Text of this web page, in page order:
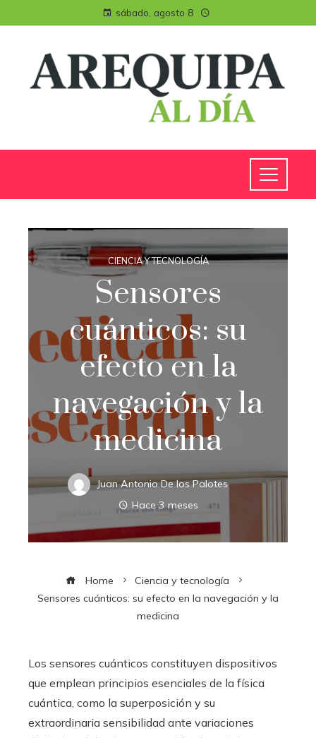
sábado, agosto 8
CIENCIA Y TECNOLOGÍA
Sensores
cuánticos: su
efecto en la
navegación y la
medicina
Juan Antonio De los Palotes
Hace 3 meses
Home
Ciencia y tecnología
Sensores cuánticos: su efecto en la navegación y la
medicina
Los sensores cuánticos constituyen dispositivos
que emplean principios esenciales de la física
cuántica, como la superposición y su
extraordinaria sensibilidad ante variaciones